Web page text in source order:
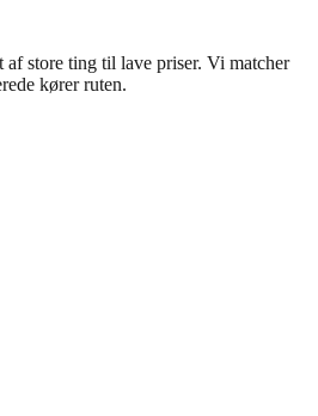
store ting til lave priser. Vi matcher
kører ruten.